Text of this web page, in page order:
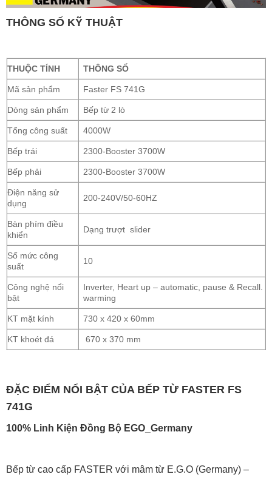
THÔNG SỐ KỸ THUẬT
THUỘC TÍNH THÔNG SỐ
Mã sản phẩm Faster FS 741G
Dòng sản phẩm Bếp từ 2 lò
Tổng công suất 4000W
Bếp trái 2300-Booster 3700W
Bếp phải 2300-Booster 3700W
Điện năng sử
dụng
200-240V/50-60HZ
Bàn phím điều
khiển
Dạng trượt slider
Số mức công
suất
10
Công nghệ nổi
bật
Inverter, Heart up – automatic, pause & Recall.
warming
KT mặt kính 730 x 420 x 60mm
KT khoét đá 670 x 370 mm
ĐẶC ĐIỂM NỔI BẬT CỦA BẾP TỪ FASTER FS
741G
100% Linh Kiện Đồng Bộ EGO_Germany
Bếp từ cao cấp FASTER với mâm từ E.G.O (Germany) –